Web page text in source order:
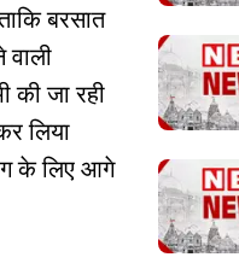
बरसात
की जा रही
लिया
के लिए आगे